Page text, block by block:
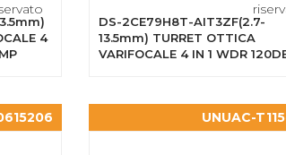
4
DS-2CE79H8T-AIT3ZF(2.7-
13.5mm) TURRET OTTICA
VARIFOCALE 4 IN 1 WDR
UNUAC-